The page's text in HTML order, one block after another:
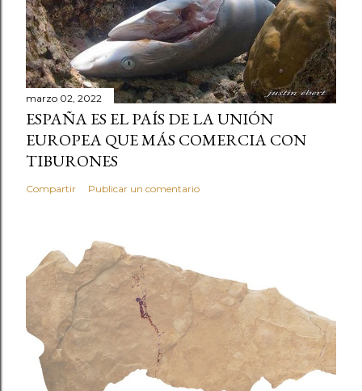
marzo 02, 2022
ESPAÑA ES EL PAÍS DE LA UNIÓN
EUROPEA QUE MÁS COMERCIA CON
TIBURONES
Compartir Publicar un comentario